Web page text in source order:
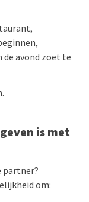
avond zoet te
is met
partner?
om: